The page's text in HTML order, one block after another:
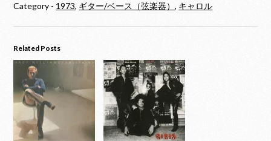
Category - 1973, ギター/ベース（弦楽器）, キャロル
Related Posts